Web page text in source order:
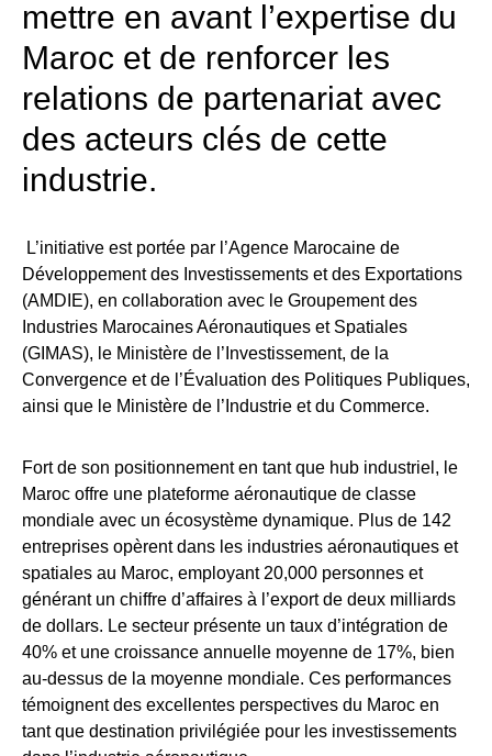
mettre en avant l’expertise du
Maroc et de renforcer les
relations de partenariat avec
des acteurs clés de cette
industrie.
L’initiative est portée par l’Agence Marocaine de
Développement des Investissements et des Exportations
(AMDIE), en collaboration avec le Groupement des
Industries Marocaines Aéronautiques et Spatiales
(GIMAS), le Ministère de l’Investissement, de la
Convergence et de l’Évaluation des Politiques Publiques,
ainsi que le Ministère de l’Industrie et du Commerce.
Fort de son positionnement en tant que hub industriel, le
Maroc offre une plateforme aéronautique de classe
mondiale avec un écosystème dynamique. Plus de 142
entreprises opèrent dans les industries aéronautiques et
spatiales au Maroc, employant 20,000 personnes et
générant un chiffre d’affaires à l’export de deux milliards
de dollars. Le secteur présente un taux d’intégration de
40% et une croissance annuelle moyenne de 17%, bien
au-dessus de la moyenne mondiale. Ces performances
témoignent des excellentes perspectives du Maroc en
tant que destination privilégiée pour les investissements